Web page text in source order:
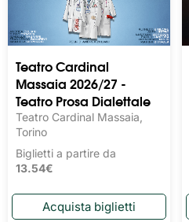
Teatro Cardinal
Massaia 2026/27 -
Teatro Prosa Dialettale
Teatro Cardinal Massaia,
Torino
Biglietti a partire da
13.54€